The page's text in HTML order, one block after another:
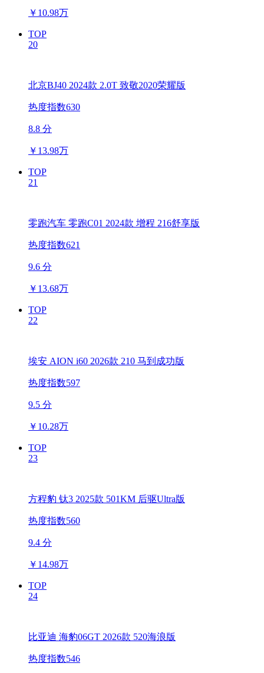
￥ 10.98万
TOP
20
北京BJ40 2024款 2.0T 致敬2020荣耀版
热度指数630
8.8 分
￥ 13.98万
TOP
21
零跑汽车 零跑C01 2024款 增程 216舒享版
热度指数621
9.6 分
￥ 13.68万
TOP
22
埃安 AION i60 2026款 210 马到成功版
热度指数597
9.5 分
￥ 10.28万
TOP
23
方程豹 钛3 2025款 501KM 后驱Ultra版
热度指数560
9.4 分
￥ 14.98万
TOP
24
比亚迪 海豹06GT 2026款 520海浪版
热度指数546